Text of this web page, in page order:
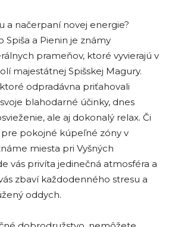
a načerpaní novej energie?
Spiša a Pienin je známy
prameňov, ktoré vyvierajú v
majestátnej Spišskej Magury.
odpradávna priťahovali
blahodarné účinky, dnes
ale aj dokonalý relax. Či
pokojné kúpeľné zóny v
miesta pri Vyšných
vás privíta jedinečná atmosféra a
zbaví každodenného stresu a
oddych.